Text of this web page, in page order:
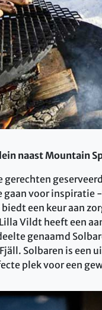
naast Mountain
gaan voor inspiratie
een keur aan
Vildt heeft een
genaamd
Solbaren is een
plek voor een